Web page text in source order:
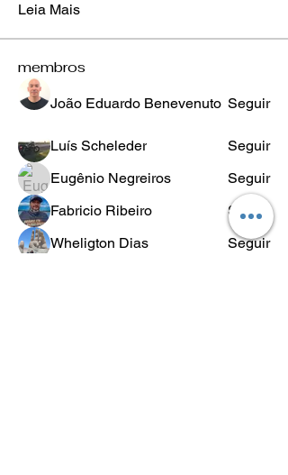
Leia Mais
membros
João Eduardo Benevenuto Seguir
Luís Scheleder
Seguir
Eugênio Negreiros
Seguir
Fabricio Ribeiro
Seguir
Wheligton Dias
Seguir